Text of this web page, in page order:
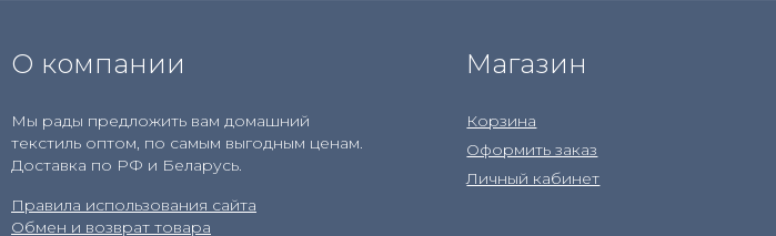
О компании
Мы рады предложить вам домашний
текстиль оптом, по самым выгодным ценам.
Доставка по РФ и Беларусь.
Правила использования сайта
Обмен и возврат товара
Магазин
Корзина
Оформить заказ
Личный кабинет